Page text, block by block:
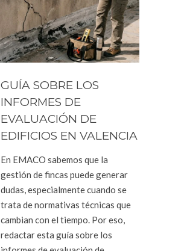
GUÍA SOBRE LOS
INFORMES DE
EVALUACIÓN DE
EDIFICIOS EN VALENCIA
En EMACO sabemos que la
gestión de fincas puede generar
dudas, especialmente cuando se
trata de normativas técnicas que
cambian con el tiempo. Por eso,
redactar esta guía sobre los